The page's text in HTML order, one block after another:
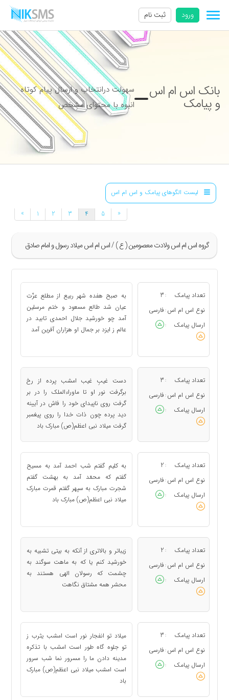
ورود ثبت نام
بانک اس ام اس
و پیامک
سهولت درانتخاب و ارسال پیام کوتاه
انبوه با محتوای مشخص
لیست الگوهای پیامک و اس ام اس
گروه اس ام اس ولادت معصومین ( ع ) / اس ام اس میلاد رسول و امام صادق
» 1 2 3 4 5 «
تعداد پیامک :
3
نوع اس ام اس : فارسی
ارسال پیامک
:
به صبح هفده شهر ربیع از مطلع عزّت
عیان شد طالع مسعود و ختم مرسلین
آمد چو خورشید جلال احمدى تابید در
عالم ز ایزد بر جمال او هزاران آفرین آمد
تعداد پیامک :
3
نوع اس ام اس : فارسی
ارسال پیامک
:
دست غیبِ غیب امشب پرده از رخ
برگرفت نور او تا ماوراءالملک را در بر
گرفت روی ناپیدای خود را فاش در آیینه
دید پرده چون ذات خدا را روی پیغمبر
گرفت میلاد نبی اعظم(ص) مبارک باد
تعداد پیامک :
2
نوع اس ام اس : فارسی
ارسال پیامک
:
به کلیم گفتم شب احمد آمد به مسیح
گفتم که محمّد آمد به بهشت گفتم
شجرت مبارک به سپهر گفتم قمرت مبارک
میلاد نبی اعظم(ص) مبارک باد
تعداد پیامک :
2
نوع اس ام اس : فارسی
ارسال پیامک
:
زیباتر و بالاتری از آنکه به بیتی تشبیه به
خورشید کنم یا که به ماهت سوگند به
چشمت که رسولان الهی هستند به
محشر همه مشتاق نگاهت
تعداد پیامک :
3
نوع اس ام اس : فارسی
ارسال پیامک
:
میلاد تو انفجار نور است امشب یثرب ز
تو جلوه گاه طور است امشب با تذکره
مدینه دادن ما را مسرور نما شب سرور
است امشب میلاد نبی اعظم(ص) مبارک
باد